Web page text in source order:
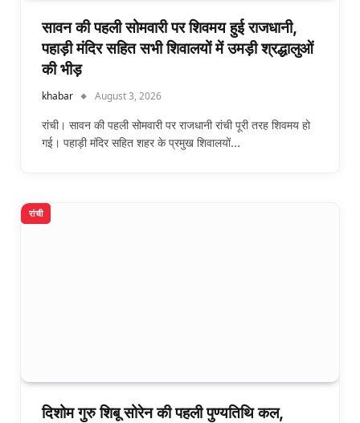
सावन की पहली सोमवारी पर शिवमय हुई राजधानी,
पहाड़ी मंदिर सहित सभी शिवालयों में उमड़ी श्रद्धालुओं
की भीड़
khabar August 3, 2026
रांची। सावन की पहली सोमवारी पर राजधानी रांची पूरी तरह शिवमय हो
गई। पहाड़ी मंदिर सहित शहर के प्रमुख शिवालयों…
रांची
दिशोम गुरु शिबू सोरेन की पहली पुण्यतिथि कल,